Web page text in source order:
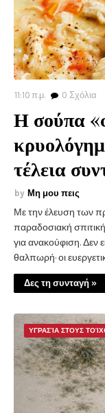
11:10 π.μ. 0 Σχόλια
Η σούπα
τέλεια
Μη μου πεις
Με την έλευση των
παραδοσιακή
για ανακούφιση. Δεν
θαλπωρή· οι
Δες τη συνταγή »
ΥΓΡΑΣΊΑ ΣΤΟΥΣ